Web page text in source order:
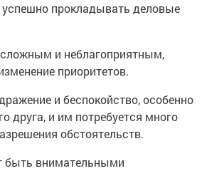
прокладывать деловые
и неблагоприятным,
приоритетов.
и беспокойство, особенно
друга, и им потребуется много
обстоятельств.
быть внимательными